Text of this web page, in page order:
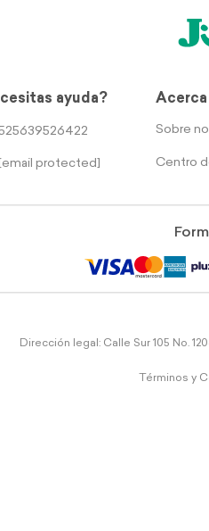
ayuda?
[email protected]
Sobre
Centro
Dirección legal: Calle Sur 105 No.
Términos y